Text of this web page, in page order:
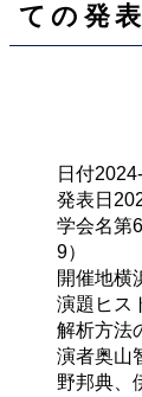
ての発
日付
発表日
学会名第
9）
開催地横
演題 ヒス
解析方法
演者奥山
野邦典、